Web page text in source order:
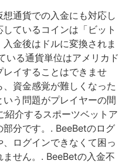
通貨での入金にも対応し
ているコインは「ビット
金後はドルに変換されま
いる通貨単位はアメリカド
イすることはできませ
資金感覚が難しくなった
う問題がプレイヤーの間
紹介するスポーツベットア
分です。. BeeBetのログ
ログインできなくて困っ
せん。. BeeBetの入金不